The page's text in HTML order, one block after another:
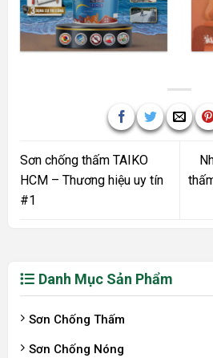
Sơn chống thấm TAIKO
HCM – Thương hiệu uy tín
#1
Danh Mục Sản Phẩm
Sơn Chống Thấm
Sơn Chống Nóng